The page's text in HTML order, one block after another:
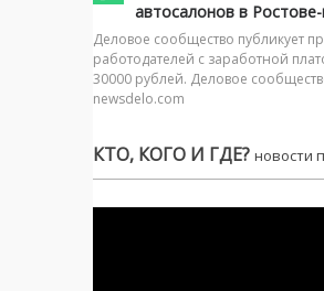
автосалонов в
Деловое сообщество публикует
работодателей с заработной
30000 рублей. Деловое
newsdelo.com
КТО, КОГО И ГДЕ? новости